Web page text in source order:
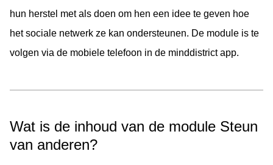
hun herstel met als doen om hen een idee te geven hoe
het sociale netwerk ze kan ondersteunen. De module is te
volgen via de mobiele telefoon in de minddistrict app.
Wat is de inhoud van de module Steun
van anderen?